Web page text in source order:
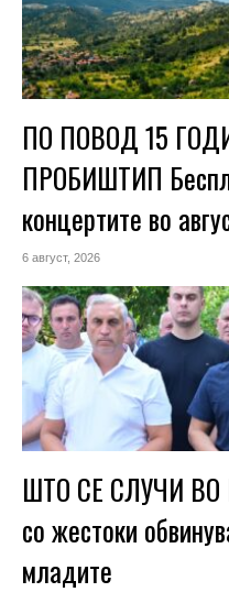
ПО ПОВОД 15
ПРОБИШТИП
концертите во
6 август, 2026
ШТО СЕ СЛУЧИ ВО
со жестоки
младите